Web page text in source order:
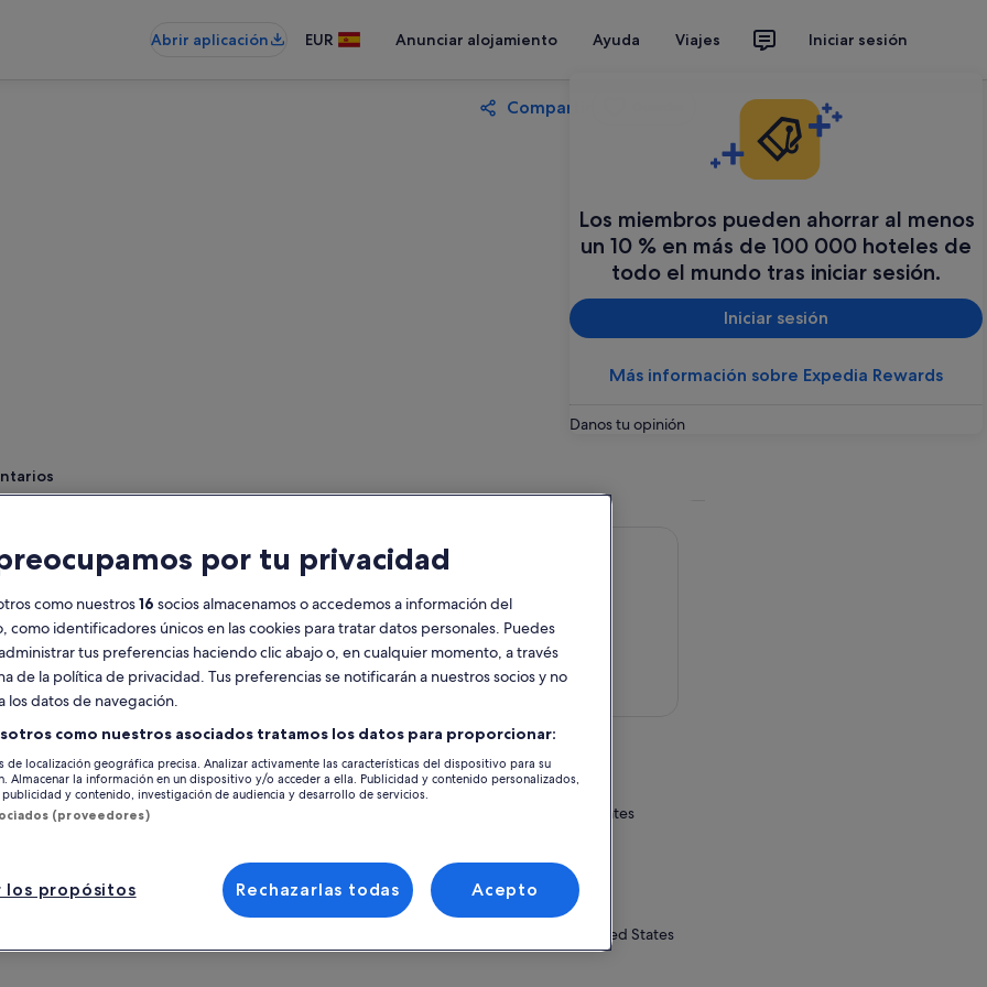
Abrir aplicación EUR Anunciar alojamiento Ayuda Viajes Iniciar sesión
Los miembros pueden ahorrar al menos
un 10 % en más de 100 000 hoteles de
todo el mundo tras iniciar sesión.
Iniciar sesión
Más información sobre Expedia Rewards
Danos tu opinión
Compartir
Cancelación
3 h
Vale móvil
Confirmación
instantánea
Amish. Tendrá acceso a varias granjas y
que no están disponibles para el
ni en ningún otro recorrido. El
de su guía sobre los Amish es
Ubicación de la actividad
Strasburg
Strasburg, Pennsylvania, United States
Discover Lancaster
501 Greenfield Road
17601, Lancaster, Pennsylvania, United States
por tu privacidad
como nuestros16 socios almacenamos o accedemos a información del
como identificadores únicos en las cookies para tratar datos personales. Puedes
tus preferencias haciendo clic abajo o, en cualquier momento, a través
de la política de privacidad. Tus preferencias se notificarán a nuestros socios y no
los datos de navegación.
como nuestros asociados tratamos los datos para proporcionar:
de localización geográfica precisa. Analizar activamente las características del dispositivo para su
Almacenar la información en un dispositivo y/o acceder a ella. Publicidad y contenido personalizados,
y contenido, investigación de audiencia y desarrollo de servicios.
(proveedores)
los propósitos Rechazarlas todas Acepto